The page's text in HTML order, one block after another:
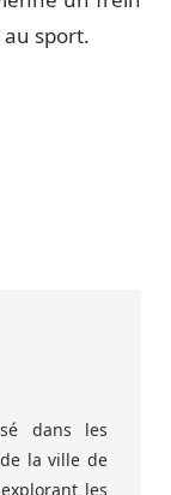
sport.
dans les
la ville de
les